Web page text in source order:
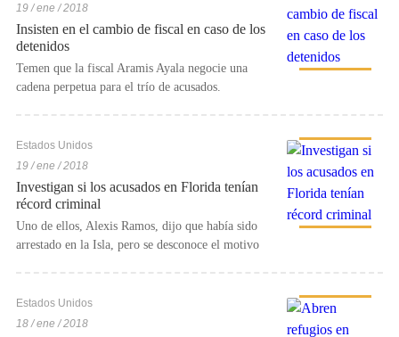
19 / ene / 2018
Insisten en el cambio de fiscal en caso de los
detenidos
Temen que la fiscal Aramis Ayala negocie una
cadena perpetua para el trío de acusados.
Estados Unidos
19 / ene / 2018
Investigan si los acusados en Florida tenían
récord criminal
Uno de ellos, Alexis Ramos, dijo que había sido
arrestado en la Isla, pero se desconoce el motivo
Estados Unidos
18 / ene / 2018